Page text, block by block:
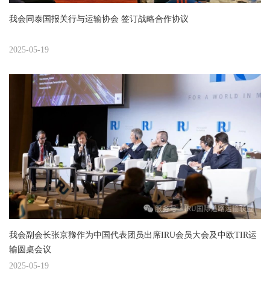
我会同泰国报关行与运输协会 签订战略合作协议
2025-05-19
我会副会长张京䂊作为中国代表团员出席IRU会员大会及中欧TIR运
输圆桌会议
2025-05-19